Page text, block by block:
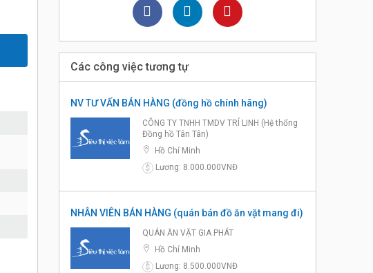
Các công việc tương tự
NV TƯ VẤN BÁN HÀNG (đồng hồ chính hãng)
CÔNG TY TNHH TMDV TRÍ LINH (Hệ thống
Đồng hồ Tân Tân)
Hồ Chí Minh
$
Lương: 8.000.000VNĐ
NHÂN VIÊN BÁN HÀNG (quán bán đồ ăn vặt mang đi)
QUÁN ĂN VẶT GIA PHÁT
Hồ Chí Minh
$
Lương: 8.500.000VNĐ